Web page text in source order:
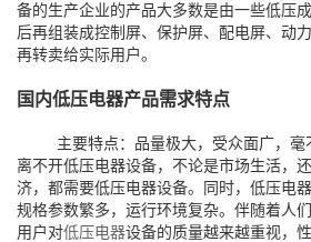
备的生产企业的产品大多数是由一些低压
后再组装成控制屏、保护屏、配电屏、动
再转卖给实际用户。
国内低压电器产品需求特点
主要特点：品量极大，受众面广，
离不开低压电器设备，不论是市场生活，
济，都需要低压电器设备。同时，低压电
规格参数繁多，运行环境复杂。伴随着人
用户对低压电器设备的质量越来越重视，